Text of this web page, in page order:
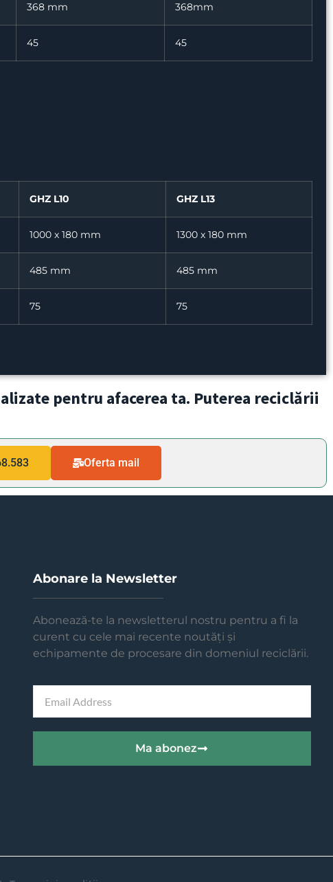
368 mm 368mm
45 45
GHZ L10 GHZ L13
1000 x 180 mm 1300 x 180 mm
485 mm 485 mm
75 75
pentru afacerea ta. Puterea reciclării
Oferta mail
Abonare la Newsletter
Abonează-te la newsletterul nostru pentru a fi la
curent cu cele mai recente noutăți și
echipamente de procesare din domeniul reciclării.
Ma abonez